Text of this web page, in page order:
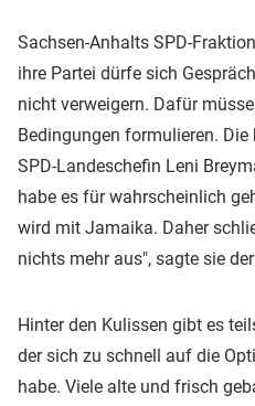
Sachsen-Anhalts SPD-
ihre Partei dürfe sich
nicht verweigern. Dafür
Bedingungen formulieren.
SPD-Landeschefin Leni
habe es für wahrscheinlich
wird mit Jamaika. Daher
nichts mehr aus", sagte sie
Hinter den Kulissen gibt es
der sich zu schnell auf die
habe. Viele alte und frisch